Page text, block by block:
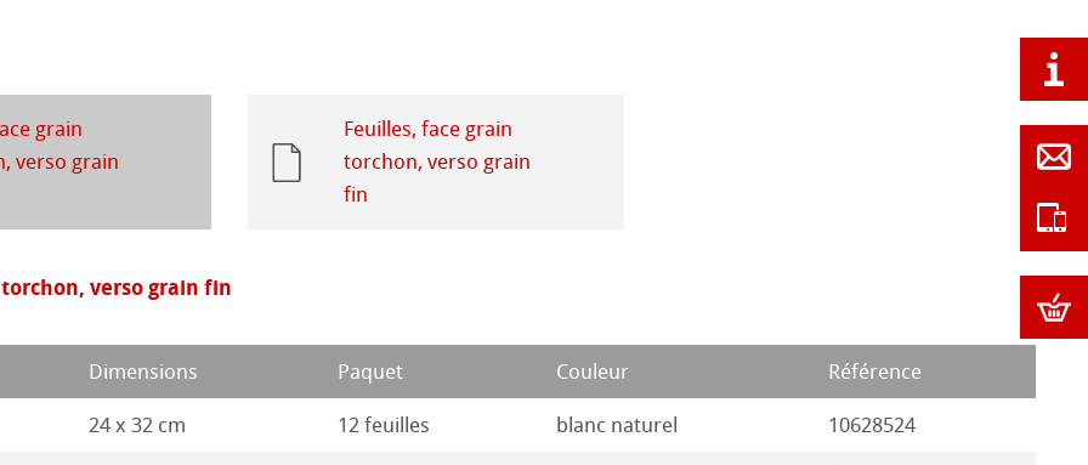
grain
verso grain
Feuilles, face grain
torchon, verso grain
fin
verso grain fin
Dimensions Paquet Couleur Référence
24 x 32 cm 12 feuilles blanc naturel 10628524